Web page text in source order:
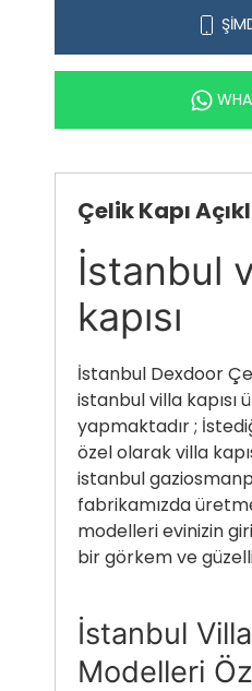
Çelik Kapı
İstanbul
kapısı
İstanbul Dexdoor
istanbul villa kapısı
yapmaktadır ;
özel olarak villa
istanbul
fabrikamızda
modelleri evinizin
bir görkem ve
İstanbul
Modelleri